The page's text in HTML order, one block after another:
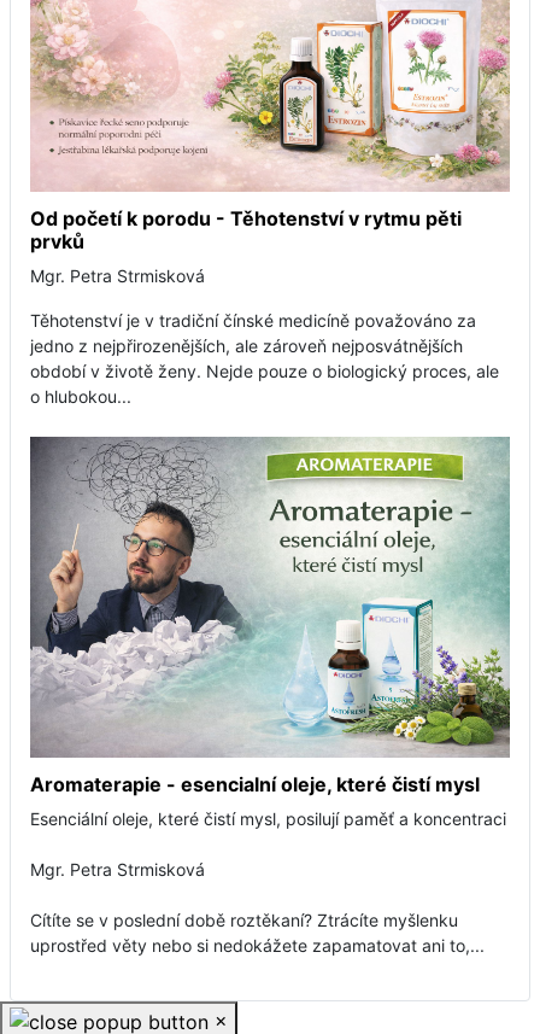
Od početí k porodu - Těhotenství v rytmu pěti
prvků
Mgr. Petra Strmisková
Těhotenství je v tradiční čínské medicíně považováno za
jedno z nejpřirozenějších, ale zároveň nejposvátnějších
období v životě ženy. Nejde pouze o biologický proces, ale
o hlubokou...
Aromaterapie - esencialní oleje, které čistí mysl
Esenciální oleje, které čistí mysl, posilují paměť a koncentraci
Mgr. Petra Strmisková
Cítíte se v poslední době roztěkaní? Ztrácíte myšlenku
uprostřed věty nebo si nedokážete zapamatovat ani to,...
×